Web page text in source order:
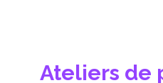
Ateliers de